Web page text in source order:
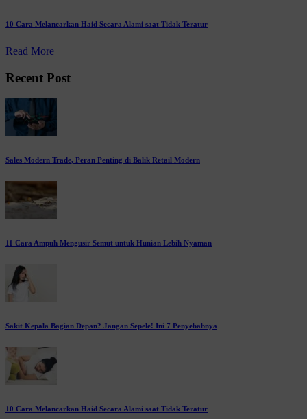
10 Cara Melancarkan Haid Secara Alami saat Tidak Teratur
Read More
Recent Post
Sales Modern Trade, Peran Penting di Balik Retail Modern
11 Cara Ampuh Mengusir Semut untuk Hunian Lebih Nyaman
Sakit Kepala Bagian Depan? Jangan Sepele! Ini 7 Penyebabnya
10 Cara Melancarkan Haid Secara Alami saat Tidak Teratur